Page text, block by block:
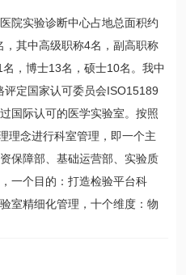
院实验诊断中心占地总面积约
其中高级职称4名，副高职称
，博士13名，硕士10名。我中
定国家认可委员会ISO15189
国际认可的医学实验室。按照
理念进行科室管理，即一个主
保障部、基础运营部、实验质
一个目的：打造检验平台科
室精细化管理，十个维度：物